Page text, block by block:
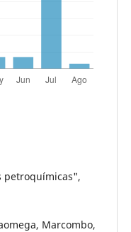
petroquímicas",
Marcombo,